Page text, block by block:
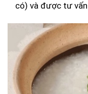
có) và được tư